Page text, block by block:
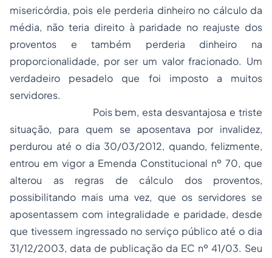
misericórdia, pois ele perderia dinheiro no cálculo da
média, não teria direito à paridade no reajuste dos
proventos e também perderia dinheiro na
proporcionalidade, por ser um valor fracionado. Um
verdadeiro pesadelo que foi imposto a muitos
servidores.
Pois bem, esta desvantajosa e triste
situação, para quem se aposentava por invalidez,
perdurou até o dia 30/03/2012, quando, felizmente,
entrou em vigor a Emenda Constitucional nº 70, que
alterou as regras de cálculo dos proventos,
possibilitando mais uma vez, que os servidores se
aposentassem com integralidade e paridade, desde
que tivessem ingressado no serviço público até o dia
31/12/2003, data de publicação da EC nº 41/03. Seu